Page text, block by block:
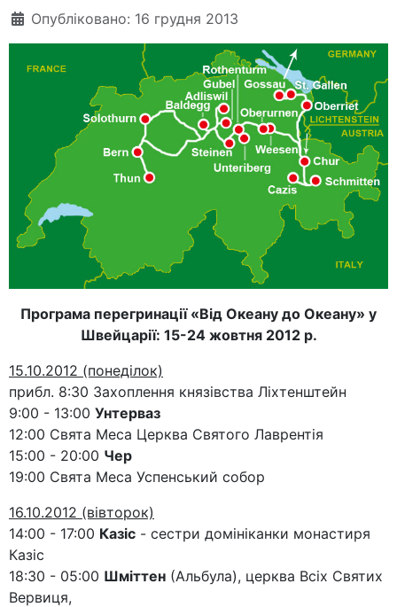
Опубліковано: 16 грудня 2013
Програма перегринації «Від Океану до Океану» у
Швейцарії: 15-24 жовтня 2012 р.
15.10.2012 (понеділок)
прибл. 8:30 Захоплення князівства Ліхтенштейн
9:00 - 13:00 Унтерваз
12:00 Свята Меса Церква Святого Лаврентія
15:00 - 20:00 Чер
19:00 Свята Меса Успенський собор
16.10.2012 (вівторок)
14:00 - 17:00 Казіс - сестри домініканки монастиря
Казіс
18:30 - 05:00 Шміттен (Альбула), церква Всіх Святих
Вервиця,